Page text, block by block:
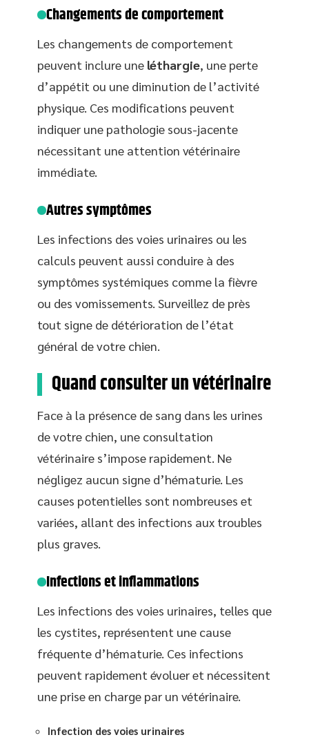
Changements de comportement
Les changements de comportement
peuvent inclure une léthargie, une perte
d’appétit ou une diminution de l’activité
physique. Ces modifications peuvent
indiquer une pathologie sous-jacente
nécessitant une attention vétérinaire
immédiate.
Autres symptômes
Les infections des voies urinaires ou les
calculs peuvent aussi conduire à des
symptômes systémiques comme la fièvre
ou des vomissements. Surveillez de près
tout signe de détérioration de l’état
général de votre chien.
Quand consulter un vétérinaire
Face à la présence de sang dans les urines
de votre chien, une consultation
vétérinaire s’impose rapidement. Ne
négligez aucun signe d’hématurie. Les
causes potentielles sont nombreuses et
variées, allant des infections aux troubles
plus graves.
Infections et inflammations
Les infections des voies urinaires, telles que
les cystites, représentent une cause
fréquente d’hématurie. Ces infections
peuvent rapidement évoluer et nécessitent
une prise en charge par un vétérinaire.
Infection des voies urinaires